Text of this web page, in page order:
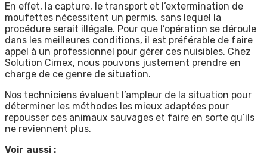
En effet, la capture, le transport et l’extermination de
moufettes nécessitent un permis, sans lequel la
procédure serait illégale. Pour que l’opération se déroule
dans les meilleures conditions, il est préférable de faire
appel à un professionnel pour gérer ces nuisibles. Chez
Solution Cimex, nous pouvons justement prendre en
charge de ce genre de situation.
Nos techniciens évaluent l’ampleur de la situation pour
déterminer les méthodes les mieux adaptées pour
repousser ces animaux sauvages et faire en sorte qu’ils
ne reviennent plus.
Voir aussi :